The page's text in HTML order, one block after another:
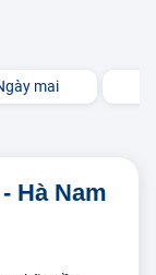
mai
Hà Nam